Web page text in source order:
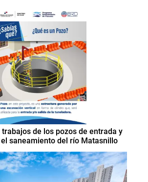
de los pozos de entrada y
saneamiento del río Matasnillo